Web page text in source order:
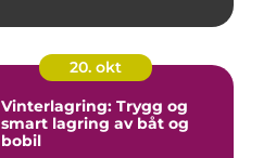
20. okt
Vinterlagring: Trygg og
smart lagring av båt og
bobil